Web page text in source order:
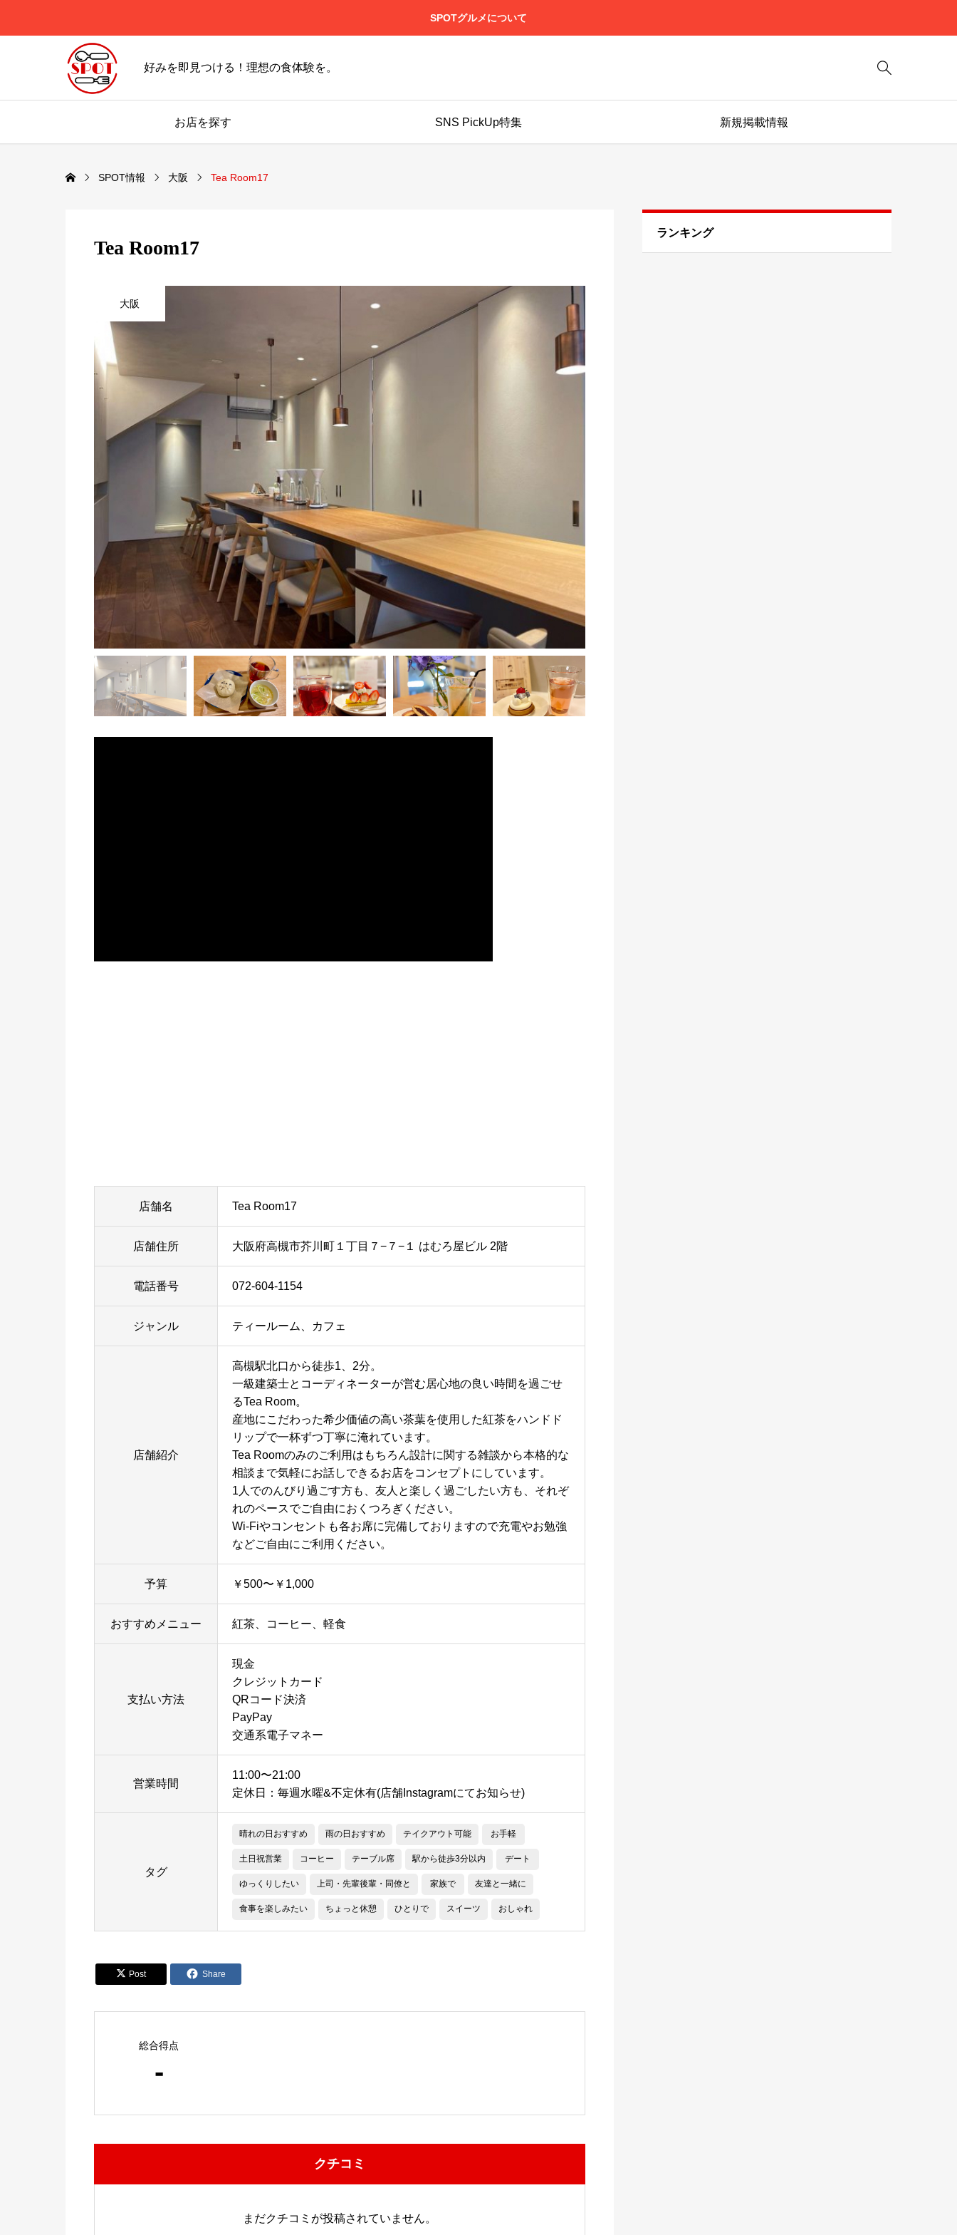
SPOTグルメについて
好みを即見つける！理想の食体験を。 
お店を探す SNS PickUp特集 新規掲載情報
SPOT情報 大阪 Tea Room17
Tea Room17
大阪
店舗名 Tea Room17
店舗住所 大阪府高槻市芥川町１丁目７−７−１ はむろ屋ビル 2階
電話番号 072-604-1154
ジャンル ティールーム、カフェ
店舗紹介
高槻駅北口から徒歩1、2分。
一級建築士とコーディネーターが営む居心地の良い時間を過ごせ
るTea Room。
産地にこだわった希少価値の高い茶葉を使用した紅茶をハンドド
リップで一杯ずつ丁寧に淹れています。
Tea Roomのみのご利用はもちろん設計に関する雑談から本格的な
相談まで気軽にお話しできるお店をコンセプトにしています。
1人でのんびり過ごす方も、友人と楽しく過ごしたい方も、それぞ
れのペースでご自由におくつろぎください。
Wi-Fiやコンセントも各お席に完備しておりますので充電やお勉強
などご自由にご利用ください。
予算 ￥500〜￥1,000
おすすめメニュー 紅茶、コーヒー、軽食
支払い方法
現金
クレジットカード
QRコード決済
PayPay
交通系電子マネー
営業時間
11:00〜21:00
定休日：毎週水曜&不定休有(店舗Instagramにてお知らせ)
タグ
晴れの日おすすめ 雨の日おすすめ テイクアウト可能 お手軽
土日祝営業 コーヒー テーブル席 駅から徒歩3分以内 デート
ゆっくりしたい 上司・先輩後輩・同僚と 家族で 友達と一緒に
食事を楽しみたい ちょっと休憩 ひとりで スイーツ おしゃれ
 Post  Share
総合得点
-
クチコミ
まだクチコミが投稿されていません。
ランキング